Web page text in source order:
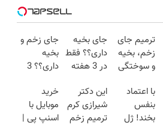
ترمیم جای
زخم، بخیه
و سوختگی
هفته!!😍
جای بخیه
داری؟؟ فقط
در 3 هفته
کن!😍
جای زخم و
بخیه
داری؟؟ 3
محوش کن!
با اعتماد
بنفس
بخند! ژل
این دکتر
شیرازی کرم
ترمیم زخم
خرید
موبایل با
اسنپ پی |